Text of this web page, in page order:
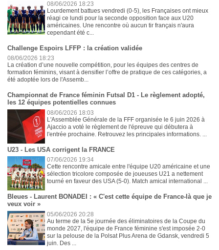
08/06/2026 18:23
Lourdement battues vendredi (0-5), les Françaises ont mieux
réagi ce lundi pour la seconde opposition face aux U20
américaines. Une rencontre où aucun tir français n'aura
cependant été c...
Challenge Espoirs LFFP : la création validée
08/06/2026 18:23
La création d’une nouvelle compétition, pour les équipes des centres de
formation féminins, visant à densifier l’offre de pratique de ces catégories, a
été adoptée lors de l'Assemb...
Championnat de France féminin Futsal D1 - Le règlement adopté,
les 12 équipes potentielles connues
08/06/2026 18:03
L'Assemblée Générale de la FFF organisée le 6 juin 2026 à
Ajaccio a voté le règlement de l'épreuve qui débutera à
l'entrée prochaine. Retrouvez les principales informations. ...
U23 - Les USA corrigent la FRANCE
07/06/2026 19:34
Cette rencontre amicale entre l'équipe U20 américaine et une
sélection tricolore composée de joueuses U21 a nettement
tourné en faveur des USA (5-0). Match amical international ...
Bleues - Laurent BONADEI : « C'est cette équipe de France-là que je
veux voir »
05/06/2026 20:28
Au terme de la 5e journée des éliminatoires de la Coupe du
monde 2027, l'équipe de France féminine s'est imposée 2-0
sur la pelouse de la Polsat Plus Arena de Gdansk, vendredi 5
juin. Des ...